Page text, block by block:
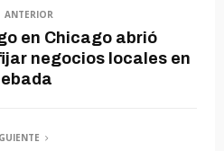
ANTERIOR
en Chicago abrió
negocios locales en